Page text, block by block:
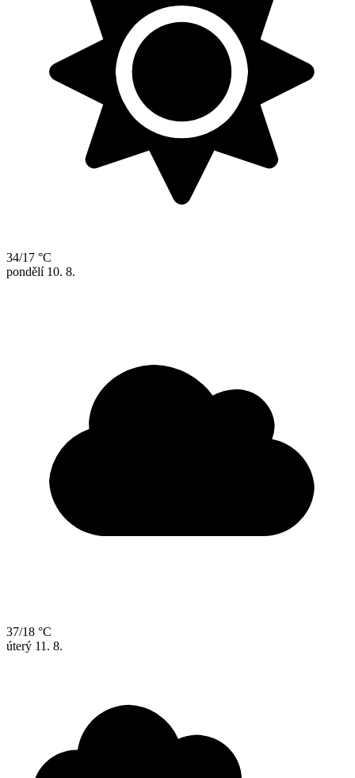
34/17 °C
pondělí 10. 8.
37/18 °C
úterý 11. 8.